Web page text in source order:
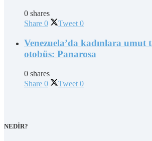
0 shares
Share 0 Tweet 0
Venezuela’da kadınlara umut
otobüs: Panarosa
0 shares
Share 0 Tweet 0
NEDİR?